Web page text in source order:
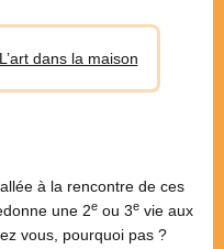
L’art dans la maison
à la rencontre de ces
une 2e ou 3e vie aux
vous, pourquoi pas ?